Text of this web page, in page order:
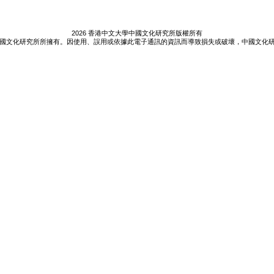
2026 香港中文大學中國文化研究所版權所有
文化研究所所擁有。因使用、誤用或依據此電子通訊的資訊而導致損失或破壞，中國文化研